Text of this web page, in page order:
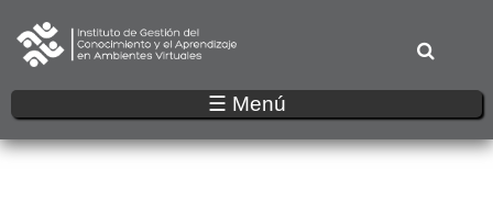
al
contenido
principal
☰ Menú